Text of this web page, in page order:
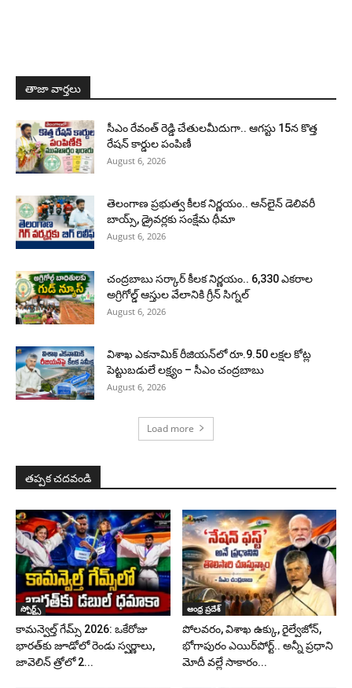
తాజా వార్తలు
సీఎం రేవంత్ రెడ్డి చేతులమీదుగా.. ఆగస్టు 15న కొత్త
రేషన్ కార్డుల పంపిణీ
August 6, 2026
తెలంగాణ ప్రభుత్వ కీలక నిర్ణయం.. ఆన్‌లైన్ డెలివరీ
బాయ్స్, డ్రైవర్లకు సంక్షేమ ధీమా
August 6, 2026
చంద్రబాబు సర్కార్ కీలక నిర్ణయం.. 6,330 ఎకరాల
అగ్రిగోల్డ్ ఆస్తుల వేలానికి గ్రీన్ సిగ్నల్
August 6, 2026
విశాఖ ఎకనామిక్ రీజియన్‌లో రూ.9.50 లక్షల కోట్ల
పెట్టుబడులే లక్ష్యం – సీఎం చంద్రబాబు
August 6, 2026
Load more
తప్పక చదవండి
స్పోర్ట్స్
కామన్వెల్త్ గేమ్స్ 2026: ఒకేరోజు
భారత్‌కు జూడోలో రెండు స్వర్ణాలు,
జావెలిన్‌ త్రోలో 2...
ఆంధ్ర ప్రదేశ్
పోలవరం, విశాఖ ఉక్కు, రైల్వేజోన్‌,
భోగాపురం ఎయిర్‌పోర్ట్.. అన్నీ ప్రధాని
మోదీ వల్లే సాకారం...